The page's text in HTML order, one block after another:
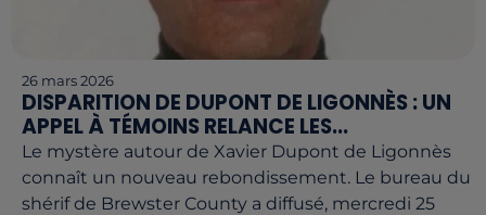
26 mars 2026
DISPARITION DE DUPONT DE LIGONNÈS : UN
APPEL À TÉMOINS RELANCE LES...
Le mystère autour de Xavier Dupont de Ligonnès
connaît un nouveau rebondissement. Le bureau du
shérif de Brewster County a diffusé, mercredi 25